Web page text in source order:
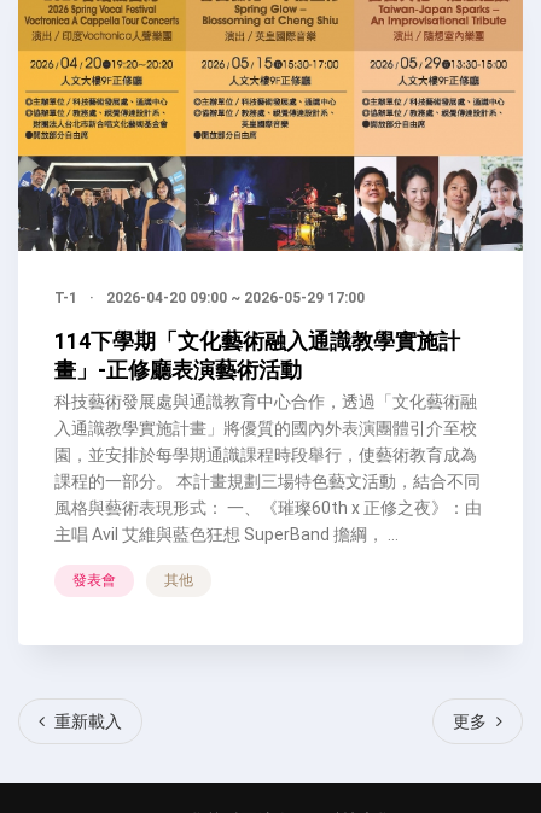
T-1 · 2026-04-20 09:00 ~ 2026-05-29 17:00
114下學期「文化藝術融入通識教學實施計
畫」-正修廳表演藝術活動
科技藝術發展處與通識教育中心合作，透過「文化藝術融
入通識教學實施計畫」將優質的國內外表演團體引介至校
園，並安排於每學期通識課程時段舉行，使藝術教育成為
課程的一部分。 本計畫規劃三場特色藝文活動，結合不同
風格與藝術表現形式： 一、《璀璨60th x 正修之夜》：由
主唱 Avil 艾維與藍色狂想 SuperBand 擔綱， ...
發表會 其他
重新載入 重新載入 更多 更多